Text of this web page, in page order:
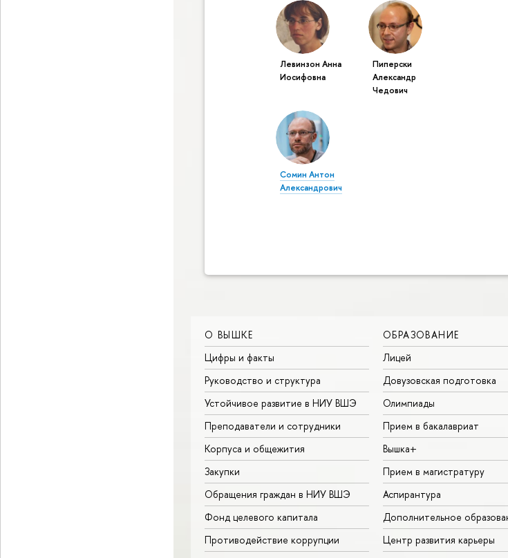
Левинзон Анна
Иосифовна
Пиперски
Александр
Чедович
Сомин Антон
Александрович
О ВЫШКЕ
Цифры и факты
Руководство и структура
Устойчивое развитие в НИУ ВШЭ
Преподаватели и сотрудники
Корпуса и общежития
Закупки
Обращения граждан в НИУ ВШЭ
Фонд целевого капитала
Противодействие коррупции
ОБРАЗОВАНИЕ
Лицей
Довузовская подготовка
Олимпиады
Прием в бакалавриат
Вышка+
Прием в магистратуру
Аспирантура
Дополнительное
Центр развития карьеры